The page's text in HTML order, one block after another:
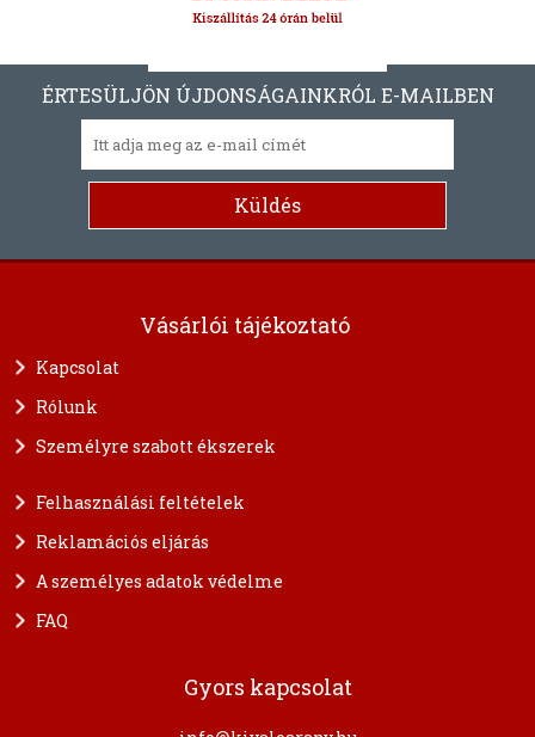
ÉRTESÜLJÖN ÚJDONSÁGAINKRÓL E-MAILBEN
Vásárlói tájékoztató
Kapcsolat
Rólunk
Személyre szabott ékszerek
Felhasználási feltételek
Reklamációs eljárás
A személyes adatok védelme
FAQ
Gyors kapcsolat